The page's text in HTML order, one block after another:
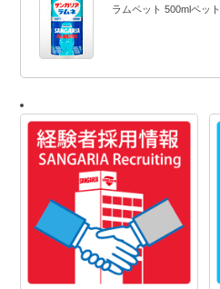
ラムペット 500mlペット